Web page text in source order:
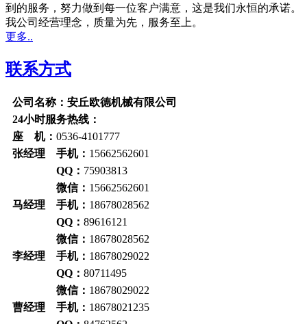
到的服务，努力做到每一位客户满意，这是我们永恒的承诺。
我公司经营理念，质量为先，服务至上。
更多..
联系方式
公司名称：安丘欧德机械有限公司
24小时服务热线：
座 机： 0536-4101777
张经理 手机： 15662562601
QQ： 75903813
微信： 15662562601
马经理 手机： 18678028562
QQ： 89616121
微信： 18678028562
李经理 手机： 18678029022
QQ： 80711495
微信： 18678029022
曹经理 手机： 18678021235